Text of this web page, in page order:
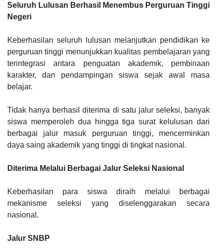
Seluruh Lulusan Berhasil Menembus Perguruan Tinggi
Negeri
Keberhasilan seluruh lulusan melanjutkan pendidikan ke
perguruan tinggi menunjukkan kualitas pembelajaran yang
terintegrasi antara penguatan akademik, pembinaan
karakter, dan pendampingan siswa sejak awal masa
belajar.
Tidak hanya berhasil diterima di satu jalur seleksi, banyak
siswa memperoleh dua hingga tiga surat kelulusan dari
berbagai jalur masuk perguruan tinggi, mencerminkan
daya saing akademik yang tinggi di tingkat nasional.
Diterima Melalui Berbagai Jalur Seleksi Nasional
Keberhasilan para siswa diraih melalui berbagai
mekanisme seleksi yang diselenggarakan secara
nasional.
Jalur SNBP